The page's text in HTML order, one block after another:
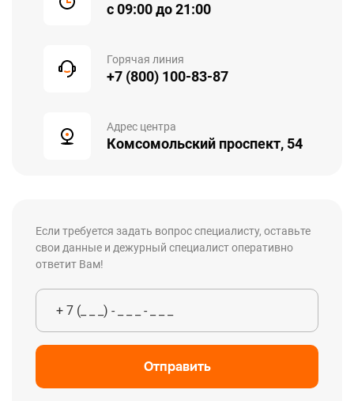
с 09:00 до 21:00
Горячая линия
+7 (800) 100-83-87
Адрес центра
Комсомольский проспект, 54
Если требуется задать вопрос специалисту, оставьте
свои данные и дежурный специалист оперативно
ответит Вам!
Отправить